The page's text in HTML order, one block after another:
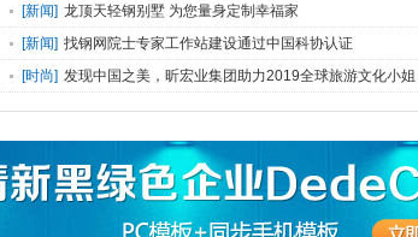
的健康产品品牌
[新闻] 龙顶天轻钢别墅 为您量身定制幸福家
[新闻] 找钢网院士专家工作站建设通过中国科协认证
[时尚] 发现中国之美，昕宏业集团助力2019全球旅游文化小姐
大赛